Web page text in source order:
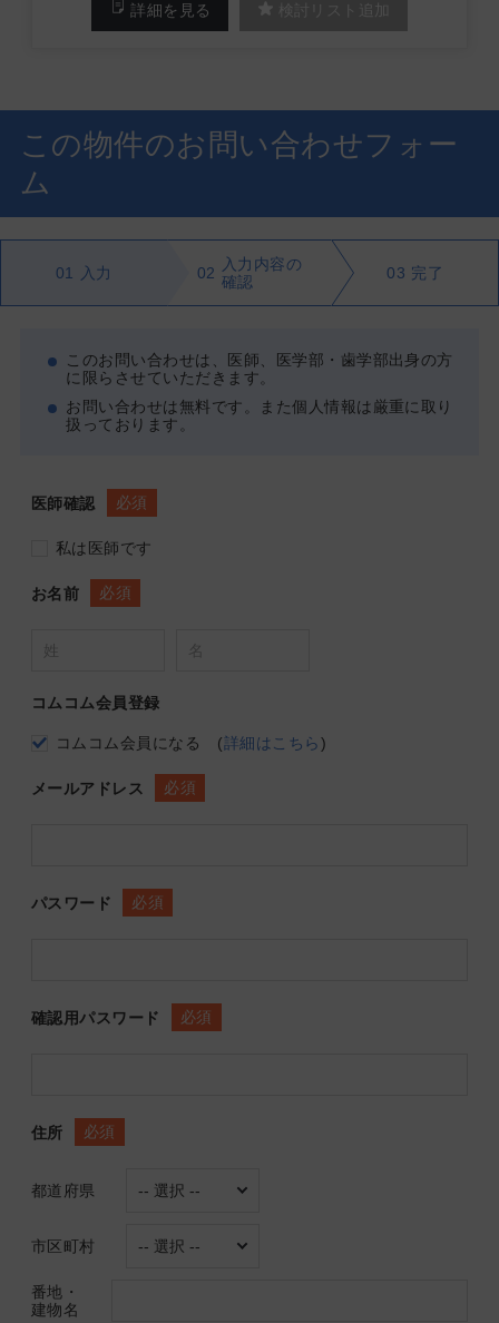
詳細を見る 検討リスト追加
この物件のお問い合わせフォー
ム
01 入力 02 入力内容の
確認
03 完了
このお問い合わせは、医師、医学部・歯学部出身の方
に限らさせていただきます。
お問い合わせは無料です。また個人情報は厳重に取り
扱っております。
医師確認 必須
私は医師です
お名前 必須
コムコム会員登録
コムコム会員になる (詳細はこちら)
メールアドレス 必須
パスワード 必須
確認用パスワード 必須
住所 必須
都道府県
市区町村
番地・
建物名